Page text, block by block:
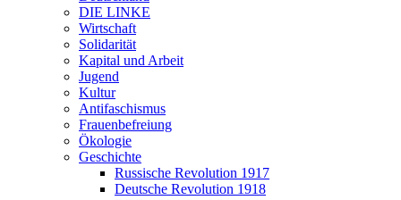
DIE LINKE
Wirtschaft
Solidarität
Kapital und Arbeit
Jugend
Kultur
Antifaschismus
Frauenbefreiung
Ökologie
Geschichte
Russische Revolution 1917
Deutsche Revolution 1918